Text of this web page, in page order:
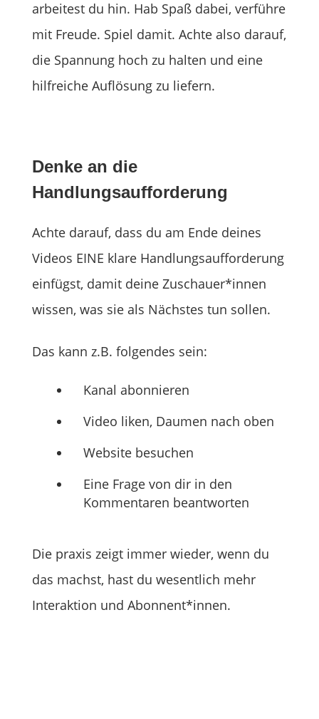
arbeitest du hin. Hab Spaß dabei, verführe
mit Freude. Spiel damit. Achte also darauf,
die Spannung hoch zu halten und eine
hilfreiche Auflösung zu liefern.
Denke an die
Handlungsaufforderung
Achte darauf, dass du am Ende deines
Videos EINE klare Handlungsaufforderung
einfügst, damit deine Zuschauer*innen
wissen, was sie als Nächstes tun sollen.
Das kann z.B. folgendes sein:
Kanal abonnieren
Video liken, Daumen nach oben
Website besuchen
Eine Frage von dir in den
Kommentaren beantworten
Die praxis zeigt immer wieder, wenn du
das machst, hast du wesentlich mehr
Interaktion und Abonnent*innen.